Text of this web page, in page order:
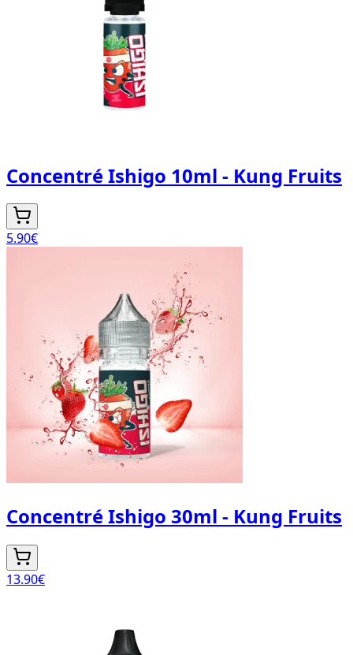
Concentré Ishigo 10ml - Kung Fruits
5.90€
Concentré Ishigo 30ml - Kung Fruits
13.90€